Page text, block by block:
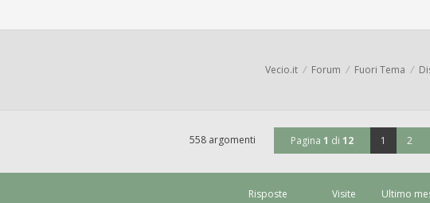
Vecio.it Forum Fuori Tema
558 argomenti Pagina 1 di 12 1 2
Risposte Visite Ultimo